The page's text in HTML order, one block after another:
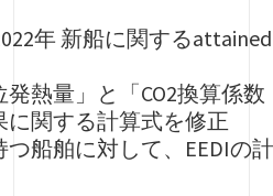
年 新船に関する
発熱量」と「CO2換算係
に関する計算式を修正
つ船舶に対して、EEDIの